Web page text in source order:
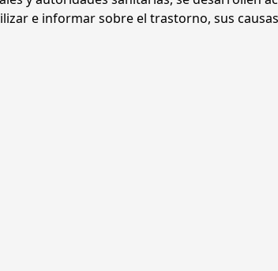
e informar sobre el trastorno, sus